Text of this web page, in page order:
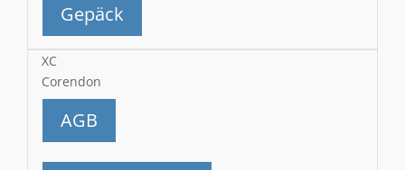
Gepäck
XC
Corendon
AGB